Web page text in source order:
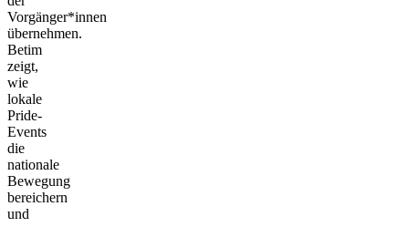
Vorgänger*innen
übernehmen.
Betim
zeigt,
wie
lokale
Pride-
Events
die
nationale
Bewegung
bereichern
und